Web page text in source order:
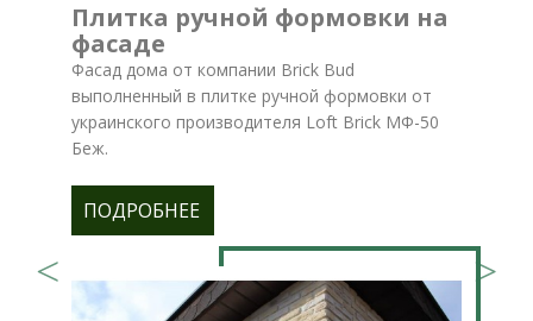
Плитка ручной формовки на
фасаде
Фасад дома от компании Brick Bud
выполненный в плитке ручной формовки от
украинского производителя Loft Brick МФ-50
Беж.
ПОДРОБНЕЕ